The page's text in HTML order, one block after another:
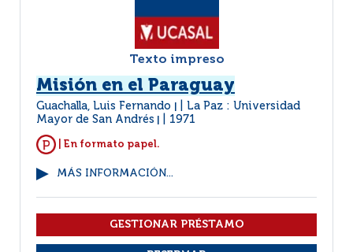
Texto impreso
Misión en el Paraguay
Guachalla, Luis Fernando
La Paz : Universidad
Mayor de San Andrés
1971
| En formato papel.
MÁS INFORMACIÓN...